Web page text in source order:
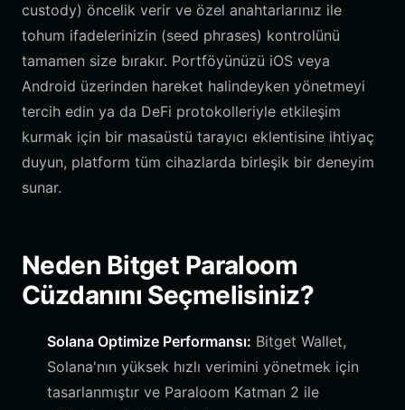
custody) öncelik verir ve özel anahtarlarınız ile
tohum ifadelerinizin (seed phrases) kontrolünü
tamamen size bırakır. Portföyünüzü iOS veya
Android üzerinden hareket halindeyken yönetmeyi
tercih edin ya da DeFi protokolleriyle etkileşim
kurmak için bir masaüstü tarayıcı eklentisine ihtiyaç
duyun, platform tüm cihazlarda birleşik bir deneyim
sunar.
Neden Bitget Paraloom
Cüzdanını Seçmelisiniz?
Solana Optimize Performansı: Bitget Wallet,
Solana'nın yüksek hızlı verimini yönetmek için
tasarlanmıştır ve Paraloom Katman 2 ile